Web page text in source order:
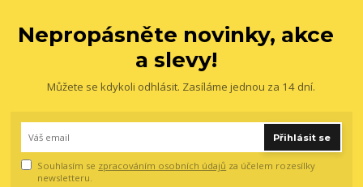
Nepropásněte novinky, akce
a slevy!
Můžete se kdykoli odhlásit. Zasíláme jednou za 14 dní.
Přihlásit se
Souhlasím se zpracováním osobních údajů za účelem rozesílky
newsletteru.